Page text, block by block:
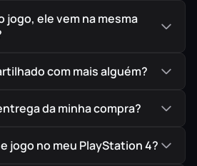
E o caminho leva a “Caldera”,
de Outward que aguarda
perigos e segredos para
Store, a Loja Oficial da Sony,
procedência possível para
jogo, ele vem na mesma
com mais alguém?
da minha compra?
jogo no meu PlayStation 4?